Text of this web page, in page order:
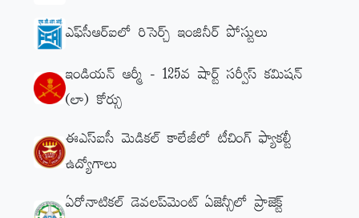
ఎఫ్‌సీఆర్‌ఐలో రిసెర్చ్‌ ఇంజినీర్‌ పోస్టులు
ఇండియన్‌ ఆర్మీ - 125వ షార్ట్ సర్వీస్ కమిషన్
(లా) కోర్సు
ఈఎస్ఐసీ మెడికల్ కాలేజీలో టీచింగ్ ఫ్యాకల్టీ
ఉద్యోగాలు
ఏరోనాటికల్ డెవలప్‌మెంట్ ఏజెన్సీలో ప్రాజెక్ట్